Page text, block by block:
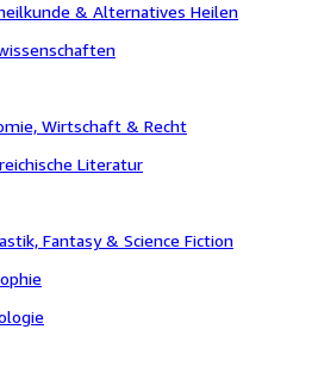
& Alternatives Heilen
Wirtschaft & Recht
Literatur
Fantasy & Science Fiction